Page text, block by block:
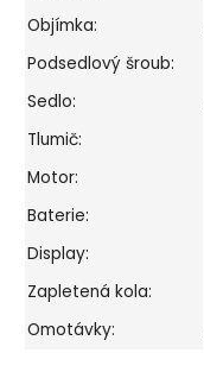
Objímka:
Podsedlový šroub:
Sedlo:
Tlumič:
Motor:
Baterie:
Display:
Zapletená kola:
Omotávky: